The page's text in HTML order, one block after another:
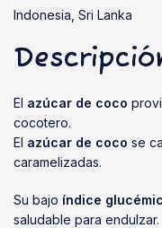
Indonesia, Sri Lanka
El azúcar de coco
cocotero.
El azúcar de coco se
caramelizadas.
Su bajo índice
saludable para endulzar.